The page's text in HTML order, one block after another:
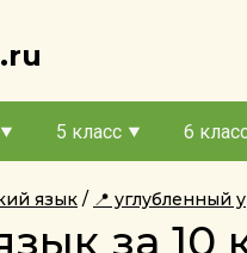
5 класс 6
язык 📍 углубленный
за 10